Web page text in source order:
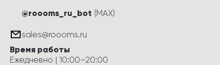
@roooms_ru_bot (MAX)
sales@roooms.ru
Время работы
Ежедневно | 10:00–20:00